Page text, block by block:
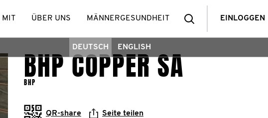
SuchenEINLOGGEN
MIT ÜBER UNS MÄNNERGESUNDHEIT
DEUTSCH ENGLISH
BHP COPPER SA
BHP
QR-share Seite teilen